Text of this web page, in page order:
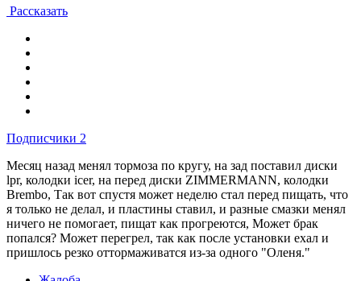
Рассказать
Подписчики 2
Месяц назад менял тормоза по кругу, на зад поставил диски
lpr, колодки icer, на перед диски ZIMMERMANN, колодки
Brembo, Так вот спустя может неделю стал перед пищать, что
я только не делал, и пластины ставил, и разные смазки менял
ничего не помогает, пищат как прогреются, Может брак
попался? Может перегрел, так как после установки ехал и
пришлось резко оттормаживатся из-за одного "Оленя."